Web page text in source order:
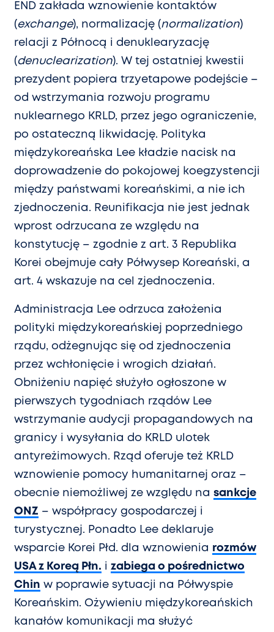
END zakłada wznowienie kontaktów
(exchange), normalizację (normalization)
relacji z Północą i denuklearyzację
(denuclearization). W tej ostatniej kwestii
prezydent popiera trzyetapowe podejście –
od wstrzymania rozwoju programu
nuklearnego KRLD, przez jego ograniczenie,
po ostateczną likwidację. Polityka
międzykoreańska Lee kładzie nacisk na
doprowadzenie do pokojowej koegzystencji
między państwami koreańskimi, a nie ich
zjednoczenia. Reunifikacja nie jest jednak
wprost odrzucana ze względu na
konstytucję – zgodnie z art. 3 Republika
Korei obejmuje cały Półwysep Koreański, a
art. 4 wskazuje na cel zjednoczenia.
Administracja Lee odrzuca założenia
polityki międzykoreańskiej poprzedniego
rządu, odżegnując się od zjednoczenia
przez wchłonięcie i wrogich działań.
Obniżeniu napięć służyło ogłoszone w
pierwszych tygodniach rządów Lee
wstrzymanie audycji propagandowych na
granicy i wysyłania do KRLD ulotek
antyreżimowych. Rząd oferuje też KRLD
wznowienie pomocy humanitarnej oraz –
obecnie niemożliwej ze względu na sankcje
ONZ – współpracy gospodarczej i
turystycznej. Ponadto Lee deklaruje
wsparcie Korei Płd. dla wznowienia rozmów
USA z Koreą Płn. i zabiega o pośrednictwo
Chin w poprawie sytuacji na Półwyspie
Koreańskim. Ożywieniu międzykoreańskich
kanałów komunikacji ma służyć